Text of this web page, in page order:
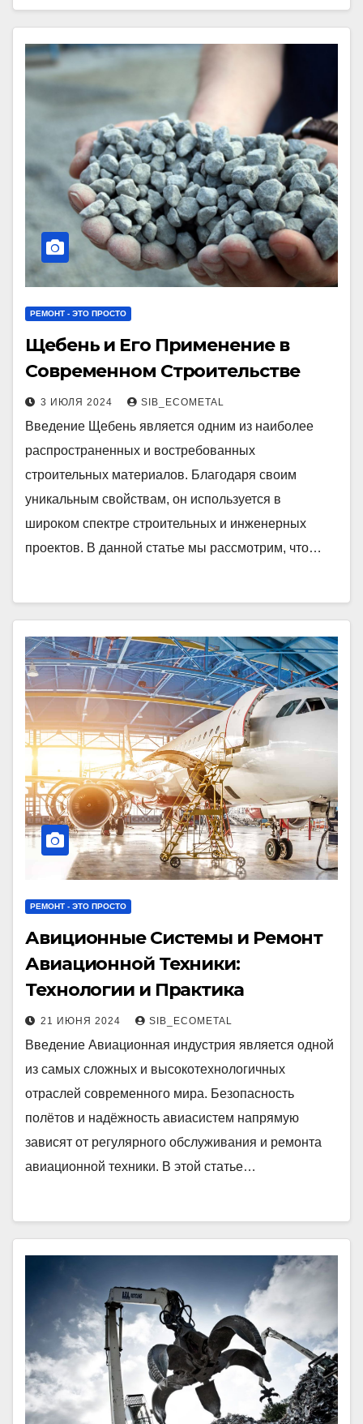
РЕМОНТ - ЭТО ПРОСТО
Щебень и Его Применение в
Современном Строительстве
3 ИЮЛЯ 2024 SIB_ECOMETAL
Введение Щебень является одним из наиболее
распространенных и востребованных
строительных материалов. Благодаря своим
уникальным свойствам, он используется в
широком спектре строительных и инженерных
проектов. В данной статье мы рассмотрим, что…
РЕМОНТ - ЭТО ПРОСТО
Авиционные Системы и Ремонт
Авиационной Техники:
Технологии и Практика
21 ИЮНЯ 2024 SIB_ECOMETAL
Введение Авиационная индустрия является одной
из самых сложных и высокотехнологичных
отраслей современного мира. Безопасность
полётов и надёжность авиасистем напрямую
зависят от регулярного обслуживания и ремонта
авиационной техники. В этой статье…